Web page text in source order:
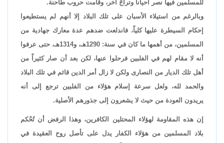
للمسلمين فيها نصر أحياناً وتراجٌ آخر، وقامت حروب طاحنة.
وبالرغم من استيلاء الأسبان على تلك البلاد إلا أنهم لم يستطيعوا
إحكام السيطرة عليها كلياً، فاندلعت ضدهم عدة معارك جهادية من
المسلمين، من أهمها ما كان في سنة: 1290هـ، و1314هـ، حتى عرفوا
أنه لا مقام لهم في الفلبين فرحلوا عنها، لكن بعد أن صار كثيراً من
أهل تلك الديار من النصارى ولكن لا زال أمر الدين قائم في تلك البلاد
والحمد لله، ولعل سرعة إسلام هؤلاء من الفلبين ترجع إلى أنه
يريدون العودة من حيث لا يشعرون إلى جذورهم الأصلية.
إن هذه المقاومة لهؤلاء المحتلين الكافرين، وهذا الرفض أن تُحْكم
بلاد المسلمين من هؤلاء الكفار يدل على تأصل روح العقيدة في